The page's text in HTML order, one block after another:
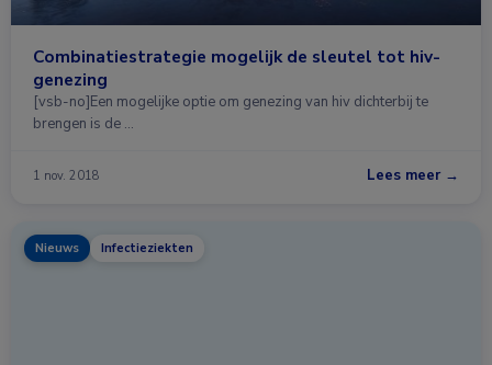
Combinatiestrategie mogelijk de sleutel tot hiv-
genezing
[vsb-no]Een mogelijke optie om genezing van hiv dichterbij te
brengen is de …
1 nov. 2018 Lees meer →
Nieuws Infectieziekten